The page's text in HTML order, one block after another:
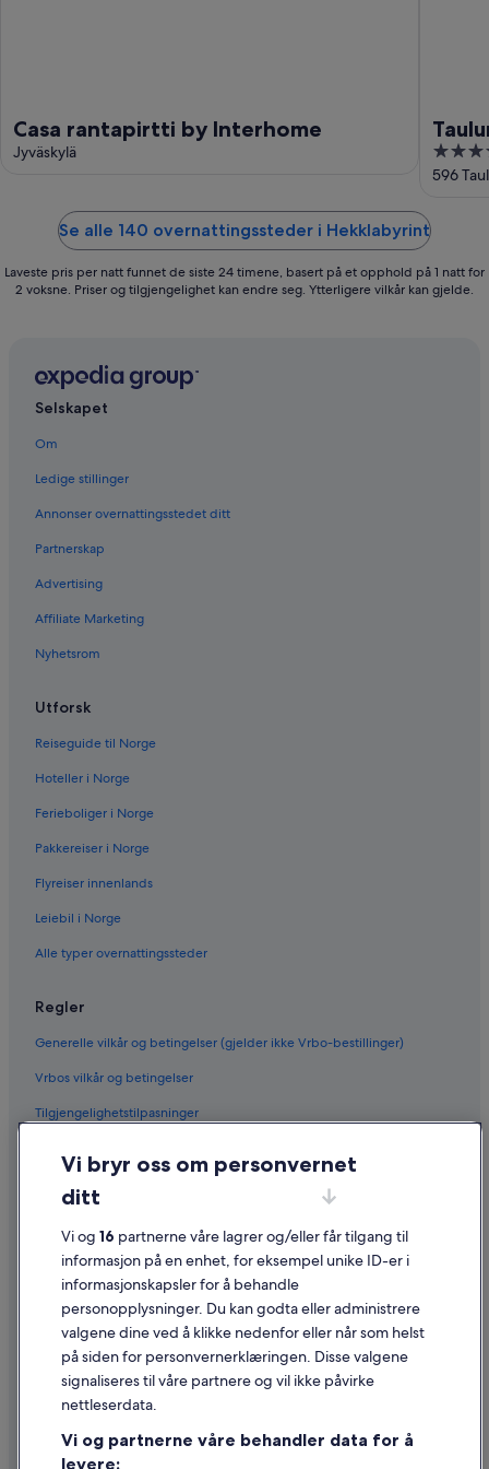
Casa rantapirtti by Interhome
Jyväskylä
3.5
out
596
Se alle 140 overnattingssteder i Hekklabyrint
Laveste pris per natt funnet de siste 24 timene, basert på et opphold på 1 natt for
2 voksne. Priser og tilgjengelighet kan endre seg. Ytterligere vilkår kan gjelde.
Selskapet
Om
Ledige stillinger
Annonser overnattingsstedet ditt
Partnerskap
Advertising
Affiliate Marketing
Nyhetsrom
Utforsk
Reiseguide til Norge
Hoteller i Norge
Ferieboliger i Norge
Pakkereiser i Norge
Flyreiser innenlands
Leiebil i Norge
Alle typer overnattingssteder
Regler
Generelle vilkår og betingelser (gjelder ikke Vrbo-bestillinger)
Vrbos vilkår og betingelser
Tilgjengelighetstilpasninger
Juridisk informasjon / kontakt oss
Retningslinjer for innhold og rapportering av innhold
Hjelp
Kontakt oss
Avbestille eller endre bestillingen
Refusjonsprosessen og tidsrammer for refusjon
Vi bryr oss om personvernet
ditt
Vi og 16 partnerne våre lagrer og/eller får tilgang til
informasjon på en enhet, for eksempel unike ID-er i
informasjonskapsler for å behandle
personopplysninger. Du kan godta eller administrere
valgene dine ved å klikke nedenfor eller når som helst
på siden for personvernerklæringen. Disse valgene
signaliseres til våre partnere og vil ikke påvirke
nettleserdata.
Vi og partnerne våre behandler data for å
levere: